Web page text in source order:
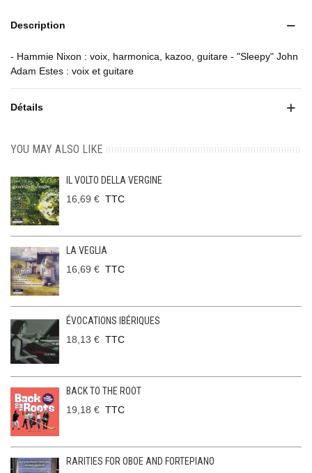
Description
- Hammie Nixon : voix, harmonica, kazoo, guitare - "Sleepy" John
Adam Estes : voix et guitare
Détails
YOU MAY ALSO LIKE
IL VOLTO DELLA VERGINE
16,69 € TTC
LA VEGLIA
16,69 € TTC
ÉVOCATIONS IBÉRIQUES
18,13 € TTC
BACK TO THE ROOT
19,18 € TTC
RARITIES FOR OBOE AND FORTEPIANO